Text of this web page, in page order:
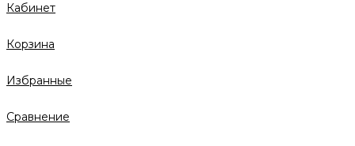
Кабинет
Корзина
Избранные
Сравнение